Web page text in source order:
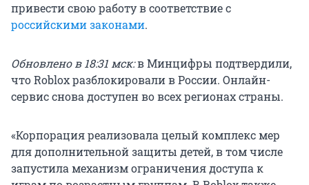
привести свою работу в соответствие с
российскими законами.
Обновлено в 18:31 мск:в Минцифры подтвердили,
что Roblox разблокировали в России. Онлайн-
сервис снова доступен во всех регионах страны.
«Корпорация реализовала целый комплекс мер
для дополнительной защиты детей, в том числе
запустила механизм ограничения доступа к